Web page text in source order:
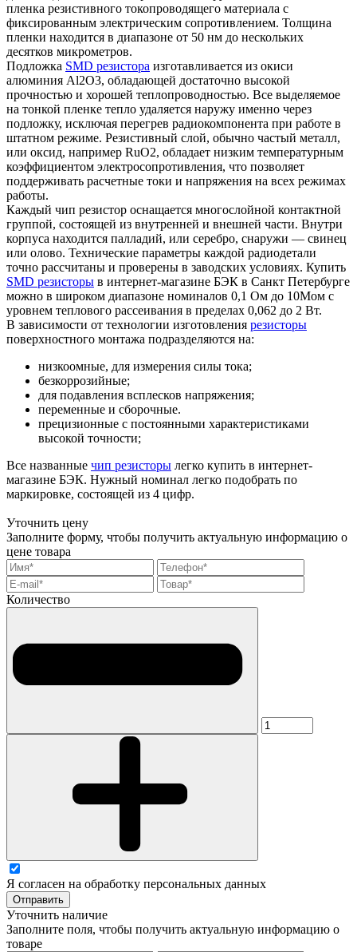
пленка резистивного токопроводящего материала с
фиксированным электрическим сопротивлением. Толщина
пленки находится в диапазоне от 50 нм до нескольких
десятков микрометров.
Подложка SMD резистора изготавливается из окиси
алюминия Al2O3, обладающей достаточно высокой
прочностью и хорошей теплопроводностью. Все выделяемое
на тонкой пленке тепло удаляется наружу именно через
подложку, исключая перегрев радиокомпонента при работе в
штатном режиме. Резистивный слой, обычно частый металл,
или оксид, например RuO2, обладает низким температурным
коэффициентом электросопротивления, что позволяет
поддерживать расчетные токи и напряжения на всех режимах
работы.
Каждый чип резистор оснащается многослойной контактной
группой, состоящей из внутренней и внешней части. Внутри
корпуса находится палладий, или серебро, снаружи — свинец
или олово. Технические параметры каждой радиодетали
точно рассчитаны и проверены в заводских условиях. Купить
SMD резисторы в интернет-магазине БЭК в Санкт Петербурге
можно в широком диапазоне номиналов 0,1 Ом до 10Мом с
уровнем теплового рассеивания в пределах 0,062 до 2 Вт.
В зависимости от технологии изготовления резисторы
поверхностного монтажа подразделяются на:
низкоомные, для измерения силы тока;
безкоррозийные;
для подавления всплесков напряжения;
переменные и сборочные.
прецизионные с постоянными характеристиками
высокой точности;
Все названные чип резисторы легко купить в интернет-
магазине БЭК. Нужный номинал легко подобрать по
маркировке, состоящей из 4 цифр.
Уточнить цену
Заполните форму, чтобы получить актуальную информацию о
цене товара
Количество
Я согласен на обработку персональных данных
Отправить
Уточнить наличие
Заполните поля, чтобы получить актуальную информацию о
товаре